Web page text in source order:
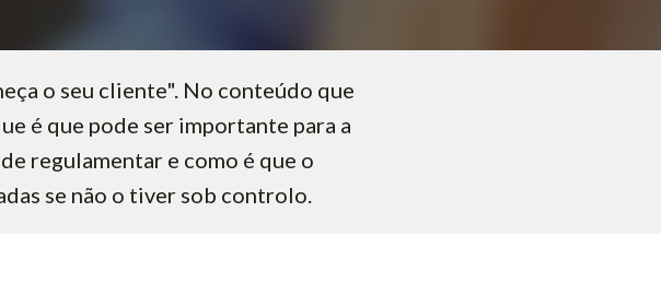
o seu cliente". No conteúdo que
é que pode ser importante para a
regulamentar e como é que o
se não o tiver sob controlo.